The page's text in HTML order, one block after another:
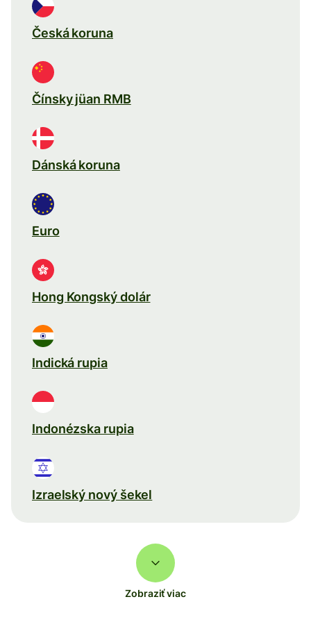
Česká koruna
Čínsky jüan RMB
Dánská koruna
Euro
Hong Kongský dolár
Indická rupia
Indonézska rupia
Izraelský nový šekel
Zobraziť viac